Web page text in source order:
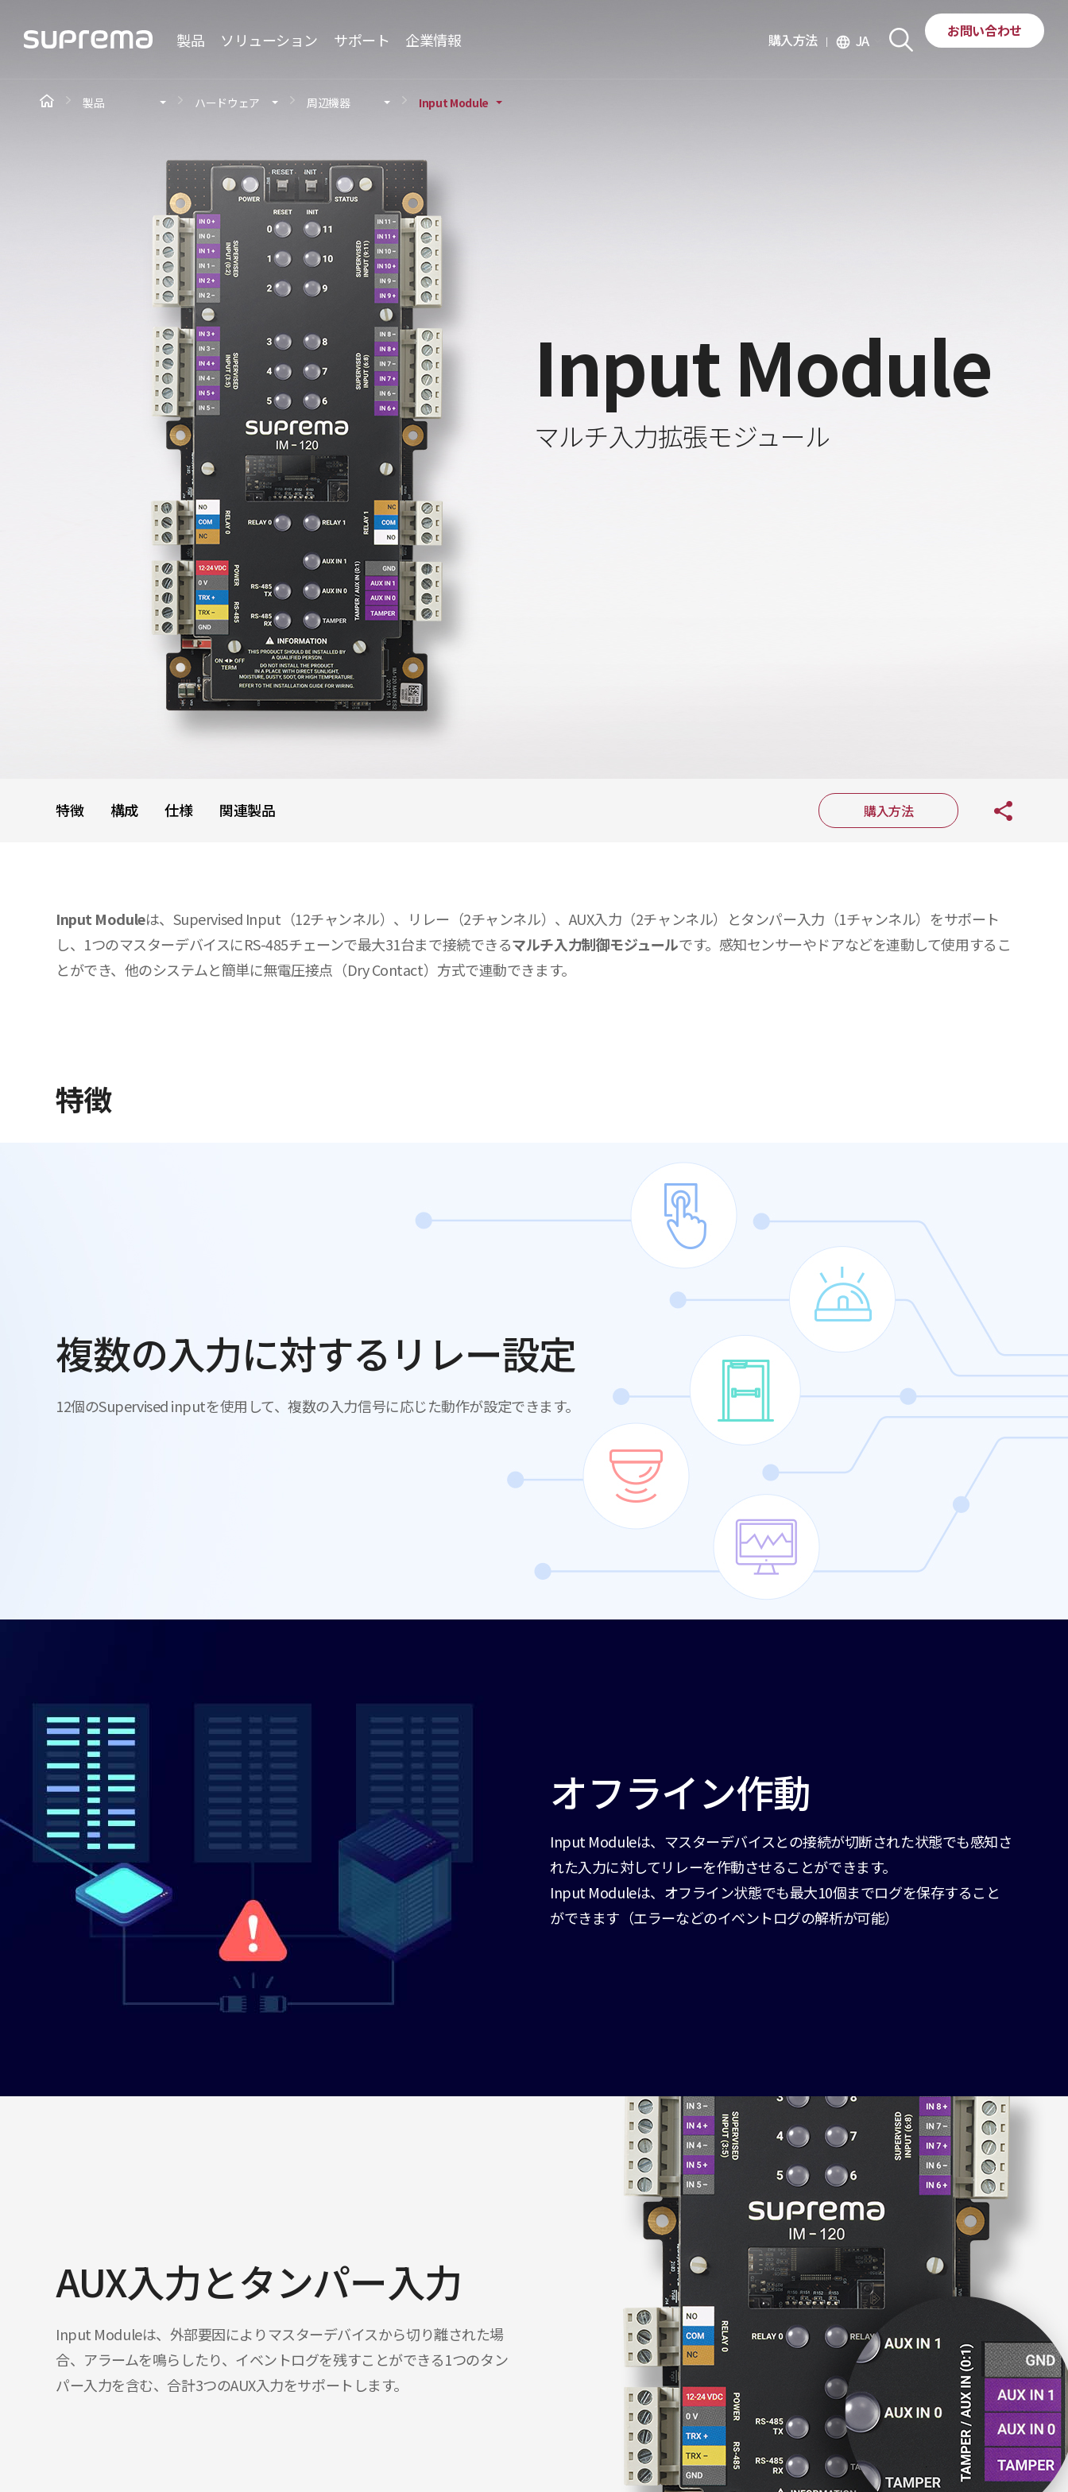
製品 ソリューション サポート 企業情報 購入方法 language JA
お問い合わせ
Input Module
マルチ入力拡張モジュール
製品 ハードウェア 周辺機器 Input Module
特徴 構成 仕様 関連製品 購入方法
Input Moduleは、Supervised Input（12チャンネル）、リレー（2チャンネル）、AUX入力（2チャンネル）とタンパー入力（1チャンネル）をサポート
し、1つのマスターデバイスにRS-485チェーンで最大31台まで接続できるマルチ入力制御モジュールです。感知センサーやドアなどを連動して使用するこ
とができ、他のシステムと簡単に無電圧接点（Dry Contact）方式で連動できます。
特徴
複数の入力に対するリレー設定
12個のSupervised inputを使用して、複数の入力信号に応じた動作が設定できます。
オフライン作動
Input Moduleは、マスターデバイスとの接続が切断された状態でも感知さ
れた入力に対してリレーを作動させることができます。
Input Moduleは、オフライン状態でも最大10個までログを保存すること
ができます（エラーなどのイベントログの解析が可能）
AUX入力とタンパー入力
Input Moduleは、外部要因によりマスターデバイスから切り離された場
合、アラームを鳴らしたり、イベントログを残すことができる1つのタン
パー入力を含む、合計3つのAUX入力をサポートします。